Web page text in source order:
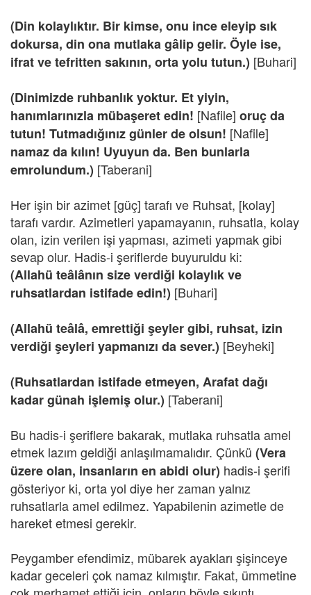
(Din kolaylıktır. Bir kimse, onu ince eleyip sık
dokursa, din ona mutlaka gâlip gelir. Öyle ise,
ifrat ve tefritten sakının, orta yolu tutun.) [Buhari]
(Dinimizde ruhbanlık yoktur. Et yiyin,
hanımlarınızla mübaşeret edin! [Nafile] oruç da
tutun! Tutmadığınız günler de olsun! [Nafile]
namaz da kılın! Uyuyun da. Ben bunlarla
emrolundum.) [Taberani]
Her işin bir azimet [güç] tarafı ve Ruhsat, [kolay]
tarafı vardır. Azimetleri yapamayanın, ruhsatla, kolay
olan, izin verilen işi yapması, azimeti yapmak gibi
sevap olur. Hadis-i şeriflerde buyuruldu ki:
(Allahü teâlânın size verdiği kolaylık ve
ruhsatlardan istifade edin!) [Buhari]
(Allahü teâlâ, emrettiği şeyler gibi, ruhsat, izin
verdiği şeyleri yapmanızı da sever.) [Beyheki]
(Ruhsatlardan istifade etmeyen, Arafat dağı
kadar günah işlemiş olur.) [Taberani]
Bu hadis-i şeriflere bakarak, mutlaka ruhsatla amel
etmek lazım geldiği anlaşılmamalıdır. Çünkü (Vera
üzere olan, insanların en abidi olur) hadis-i şerifi
gösteriyor ki, orta yol diye her zaman yalnız
ruhsatlarla amel edilmez. Yapabilenin azimetle de
hareket etmesi gerekir.
Peygamber efendimiz, mübarek ayakları şişinceye
kadar geceleri çok namaz kılmıştır. Fakat, ümmetine